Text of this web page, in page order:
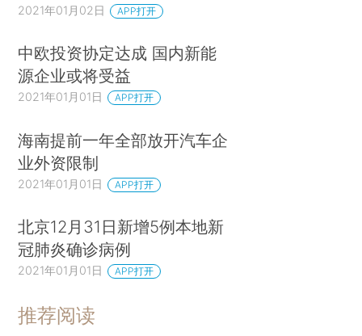
2021年01月02日 APP打开
中欧投资协定达成 国内新能
源企业或将受益
2021年01月01日 APP打开
海南提前一年全部放开汽车企
业外资限制
2021年01月01日 APP打开
北京12月31日新增5例本地新
冠肺炎确诊病例
2021年01月01日 APP打开
推荐阅读